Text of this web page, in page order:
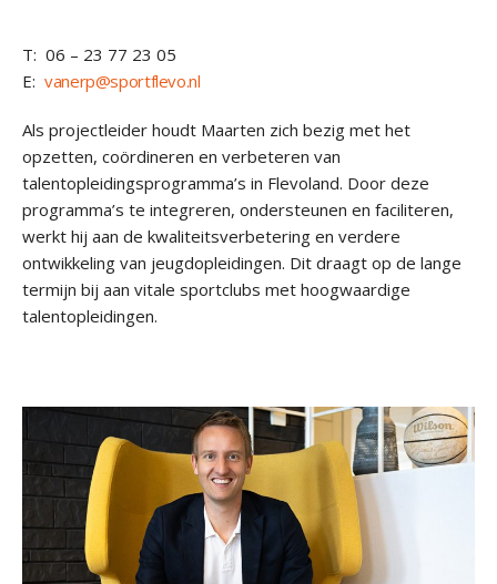
T: 06 – 23 77 23 05
E: vanerp@sportflevo.nl
Als projectleider houdt Maarten zich bezig met het
opzetten, coördineren en verbeteren van
talentopleidingsprogramma’s in Flevoland. Door deze
programma’s te integreren, ondersteunen en faciliteren,
werkt hij aan de kwaliteitsverbetering en verdere
ontwikkeling van jeugdopleidingen. Dit draagt op de lange
termijn bij aan vitale sportclubs met hoogwaardige
talentopleidingen.